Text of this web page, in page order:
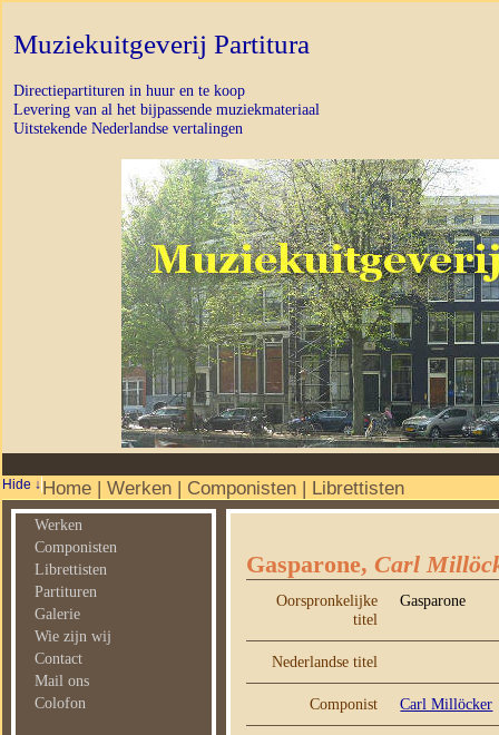
Muziekuitgeverij Partitura
Directiepartituren in huur en te koop
Levering van al het bijpassende muziekmateriaal
Uitstekende Nederlandse vertalingen
Home | Werken | Componisten | Librettisten
Werken
Componisten
Librettisten
Partituren
Galerie
Wie zijn wij
Contact
Mail ons
Colofon
Gasparone,Carl
Oorspronkelijke
titel
Gasparone
Nederlandse titel
Componist Carl Millöcker